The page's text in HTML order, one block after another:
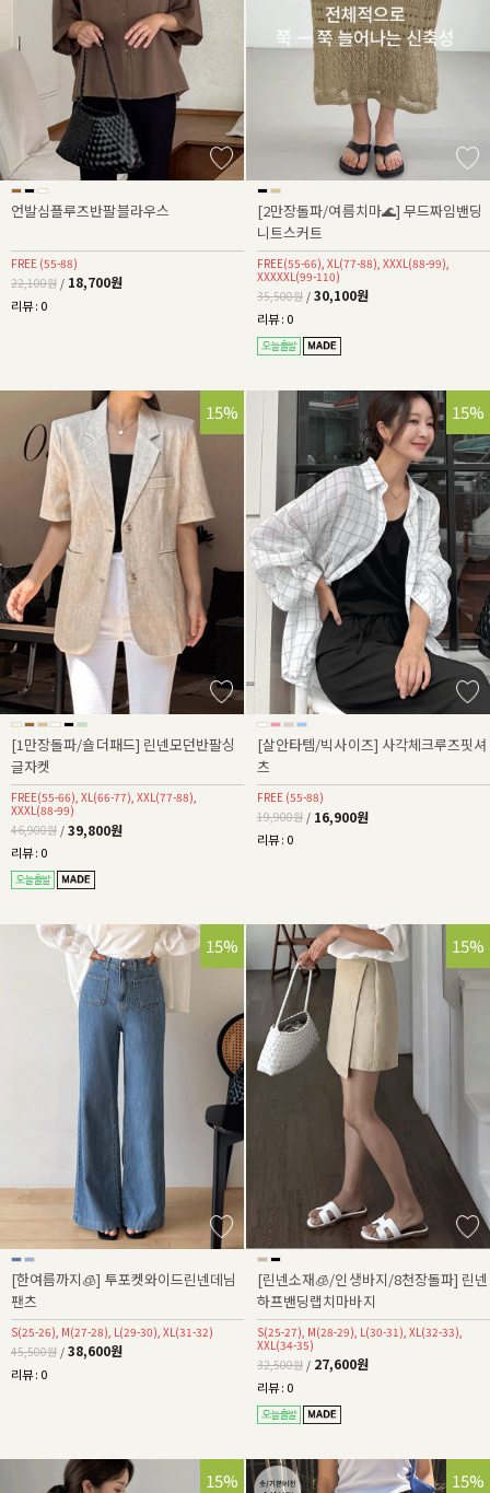
언발심플루즈반팔블라우스
FREE (55-88)
22,100원 / 18,700원
리뷰 : 0
[2만장돌파/여름치마🌊] 무드짜임밴딩
니트스커트
FREE(55-66), XL(77-88), XXXL(88-99),
XXXXXL(99-110)
35,500원 / 30,100원
리뷰 : 0
15%
[1만장돌파/숄더패드] 린넨모던반팔싱
글자켓
FREE(55-66), XL(66-77), XXL(77-88),
XXXL(88-99)
46,900원 / 39,800원
리뷰 : 0
15%
[살안타템/빅사이즈] 사각체크루즈핏셔
츠
FREE (55-88)
19,900원 / 16,900원
리뷰 : 0
15%
[한여름까지🧊] 투포켓와이드린넨데님
팬츠
S(25-26), M(27-28), L(29-30), XL(31-32)
45,500원 / 38,600원
리뷰 : 0
15%
[린넨소재🧊/인생바지/8천장돌파] 린넨
하프밴딩랩치마바지
S(25-27), M(28-29), L(30-31), XL(32-33),
XXL(34-35)
32,500원 / 27,600원
리뷰 : 0
15% 32%
15%